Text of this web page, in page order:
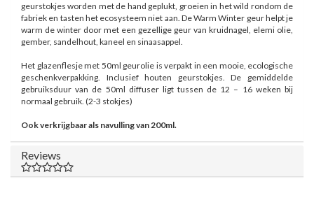
geurstokjes worden met de hand geplukt, groeien in het wild rondom de
fabriek en tasten het ecosysteem niet aan. De Warm Winter geur helpt je
warm de winter door met een gezellige geur van kruidnagel, elemi olie,
gember, sandelhout, kaneel en sinaasappel.
Het glazenflesje met 50ml geurolie is verpakt in een mooie, ecologische
geschenkverpakking. Inclusief houten geurstokjes.De gemiddelde
gebruiksduur van de 50ml diffuser ligt tussen de 12 – 16 weken bij
normaal gebruik. (2-3 stokjes)
Ook verkrijgbaar als navulling van 200ml.
Reviews